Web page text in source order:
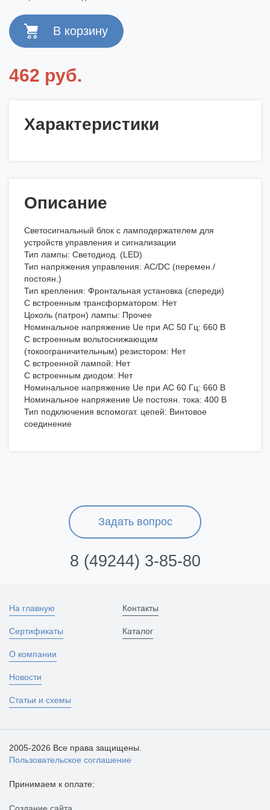
462 руб.
Характеристики
Описание
Светосигнальный блок с ламподержателем для
устройств управления и сигнализации
Тип лампы: Светодиод. (LED)
Тип напряжения управления: AC/DC (перемен./
постоян.)
Тип крепления: Фронтальная установка (спереди)
С встроенным трансформатором: Нет
Цоколь (патрон) лампы: Прочее
Номинальное напряжение Ue при AC 50 Гц: 660 В
С встроенным вольтоснижающим
(токоограничительным) резистором: Нет
С встроенной лампой: Нет
С встроенным диодом: Нет
Номинальное напряжение Ue при AC 60 Гц: 660 В
Номинальное напряжение Ue постоян. тока: 400 В
Тип подключения вспомогат. цепей: Винтовое
соединение
Задать вопрос
8 (49244) 3-85-80
На главную
Сертификаты
О компании
Новости
Статьи и схемы
Контакты
Каталог
2005-2026 Все права защищены.
Пользовательское соглашение
Принимаем к оплате: